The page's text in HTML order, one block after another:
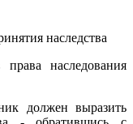
наследства
наследования
должен выразить